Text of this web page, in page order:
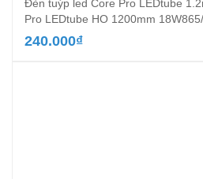
Đèn tuýp led Core Pro LEDtube
Pro LEDtube HO 1200mm
240.000₫